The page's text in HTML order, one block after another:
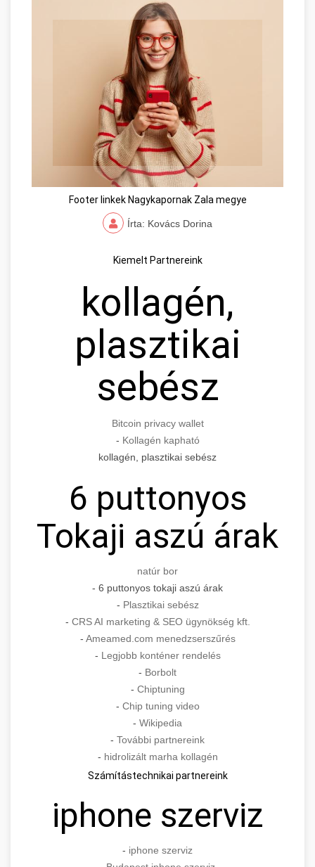
Footer linkek Nagykapornak Zala megye
Írta: Kovács Dorina
Kiemelt Partnereink
kollagén,
plasztikai
sebész
Bitcoin privacy wallet
- Kollagén kapható
kollagén, plasztikai sebész
6 puttonyos
Tokaji aszú árak
natúr bor
- 6 puttonyos tokaji aszú árak
- Plasztikai sebész
- CRS AI marketing & SEO ügynökség kft.
- Ameamed.com menedzserszűrés
- Legjobb konténer rendelés
- Borbolt
- Chiptuning
- Chip tuning video
- Wikipedia
- További partnereink
- hidrolizált marha kollagén
Számítástechnikai partnereink
iphone szerviz
- iphone szerviz